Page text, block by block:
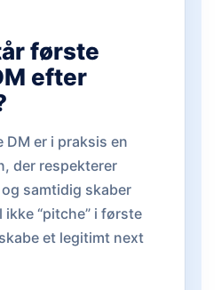
første
efter
er i praksis en
der respekterer
samtidig skaber
ikke “pitche” i første
et legitimt next